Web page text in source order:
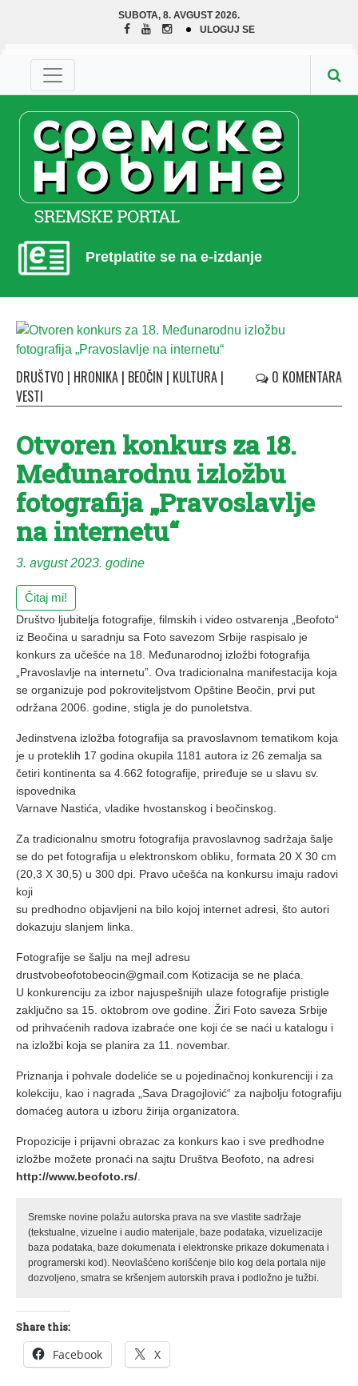
SUBOTA, 8. AVGUST 2026.
ULOGUJ SE
Pretplatite se na e-izdanje
DRUŠTVO | HRONIKA | BEOČIN | KULTURA |
VESTI
0 KOMENTARA
Otvoren konkurs za 18.
Međunarodnu izložbu
fotografija „Pravoslavlje
na internetu“
3. avgust 2023. godine
Čitaj mi!
Društvo ljubitelja fotografije, filmskih i video ostvarenja „Beofoto“
iz Beočina u saradnju sa Foto savezom Srbije raspisalo je
konkurs za učešće na 18. Međunarodnoj izložbi fotografija
„Pravoslavlje na internetu”. Ova tradicionalna manifestacija koja
se organizuje pod pokroviteljstvom Opštine Beočin, prvi put
održana 2006. godine, stigla je do punoletstva.
Jedinstvena izložba fotografija sa pravoslavnom tematikom koja
je u proteklih 17 godina okupila 1181 autora iz 26 zemalja sa
četiri kontinenta sa 4.662 fotografije, priređuje se u slavu sv.
ispovednika
Varnave Nastića, vladike hvostanskog i beočinskog.
Za tradicionalnu smotru fotografija pravoslavnog sadržaja šalje
se do pet fotografija u elektronskom obliku, formata 20 X 30 cm
(20,3 X 30,5) u 300 dpi. Pravo učešća na konkursu imaju radovi
koji
su predhodno objavljeni na bilo kojoj internet adresi, što autori
dokazuju slanjem linka.
Fotografije se šalju na mejl adresu
drustvobeofotobeocin@gmail.com Кotizacija se ne plaća.
U konkurenciju za izbor najuspešnijih ulaze fotografije pristigle
zaključno sa 15. oktobrom ove godine. Žiri Foto saveza Srbije
od prihvaćenih radova izabraće one koji će se naći u katalogu i
na izložbi koja se planira za 11. novembar.
Priznanja i pohvale dodeliće se u pojedinačnoj konkurenciji i za
kolekciju, kao i nagrada „Sava Dragojlović“ za najbolju fotografiju
domaćeg autora u izboru žirija organizatora.
Propozicije i prijavni obrazac za konkurs kao i sve predhodne
izložbe možete pronaći na sajtu Društva Beofoto, na adresi
http://www.beofoto.rs/.
Sremske novine polažu autorska prava na sve vlastite sadržaje
(tekstualne, vizuelne i audio materijale, baze podataka, vizuelizacije
baza podataka, baze dokumenata i elektronske prikaze dokumenata i
programerski kod). Neovlašćeno korišćenje bilo kog dela portala nije
dozvoljeno, smatra se kršenjem autorskih prava i podložno je tužbi.
Share this:
Facebook X